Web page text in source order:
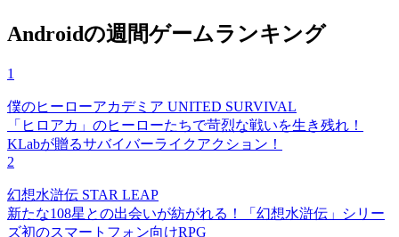
Androidの週間ゲームランキング
1
僕のヒーローアカデミア UNITED SURVIVAL
「ヒロアカ」のヒーローたちで苛烈な戦いを生き残れ！
KLabが贈るサバイバーライクアクション！
2
幻想水滸伝 STAR LEAP
新たな108星との出会いが紡がれる！「幻想水滸伝」シリー
ズ初のスマートフォン向けRPG